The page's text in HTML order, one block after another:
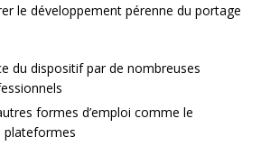
le développement pérenne du portage
du dispositif par de nombreuses
formes d’emploi comme le
plateformes